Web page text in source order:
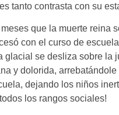
tanto contrasta con su
que la muerte reina
con el curso de
glacial se desliza sobre la
y dolorida,
dejando los niños
los rangos sociales!